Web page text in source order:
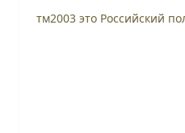
тм2003 это Российский